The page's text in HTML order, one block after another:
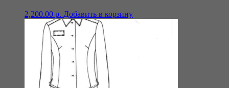
2,200.00 р. Добавить в корзину